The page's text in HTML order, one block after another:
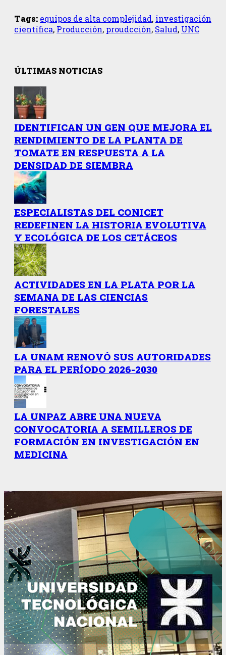
Tags: equipos de alta complejidad, investigación
científica, Producción, proudcción, Salud, UNC
ÚLTIMAS NOTICIAS
IDENTIFICAN UN GEN QUE MEJORA EL
RENDIMIENTO DE LA PLANTA DE
TOMATE EN RESPUESTA A LA
DENSIDAD DE SIEMBRA
ESPECIALISTAS DEL CONICET
REDEFINEN LA HISTORIA EVOLUTIVA
Y ECOLÓGICA DE LOS CETÁCEOS
ACTIVIDADES EN LA PLATA POR LA
SEMANA DE LAS CIENCIAS
FORESTALES
LA UNAM RENOVÓ SUS AUTORIDADES
PARA EL PERÍODO 2026-2030
LA UNPAZ ABRE UNA NUEVA
CONVOCATORIA A SEMILLEROS DE
FORMACIÓN EN INVESTIGACIÓN EN
MEDICINA